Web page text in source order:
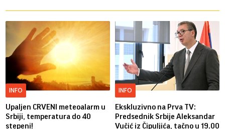
INFO
Upaljen CRVENI meteoalarm u
Srbiji, temperatura do 40
stepeni!
INFO
Ekskluzivno na Prva TV:
Predsednik Srbije Aleksandar
Vučić iz Čipuljića, tačno u 19.00